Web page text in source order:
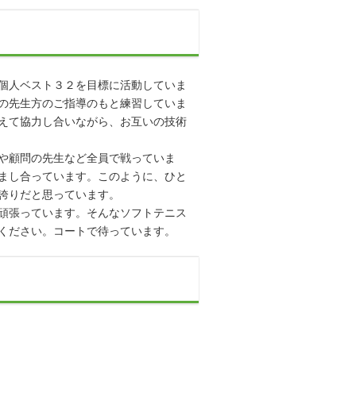
人ベスト３２を目標に活動していま
先生方のご指導のもと練習していま
て協力し合いながら、お互いの技術
顧問の先生など全員で戦っていま
し合っています。このように、ひと
だと思っています。
張っています。そんなソフトテニス
さい。コートで待っています。